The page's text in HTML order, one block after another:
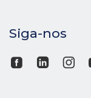
Siga-nos